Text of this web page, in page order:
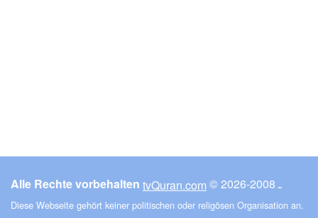
Alle Rechte vorbehalten tvQuran.com © ـ 2008-2026
Diese Webseite gehört keiner politischen oder religösen Organisation an.